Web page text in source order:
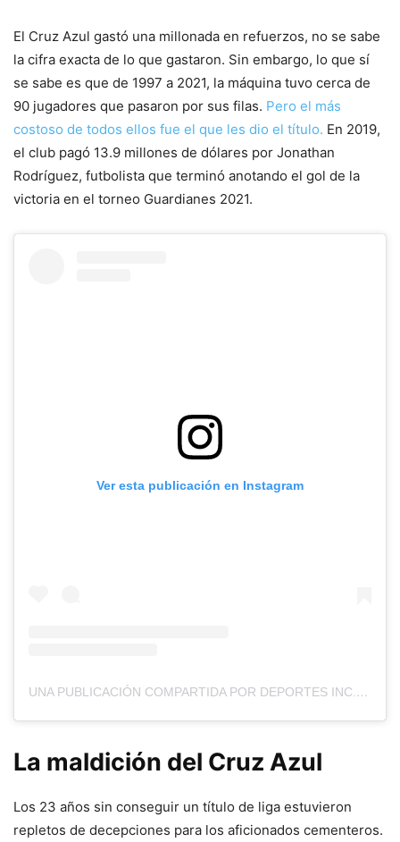
El Cruz Azul gastó una millonada en refuerzos, no se sabe
la cifra exacta de lo que gastaron. Sin embargo, lo que sí
se sabe es que de 1997 a 2021, la máquina tuvo cerca de
90 jugadores que pasaron por sus filas. Pero el más
costoso de todos ellos fue el que les dio el título. En 2019,
el club pagó 13.9 millones de dólares por Jonathan
Rodríguez, futbolista que terminó anotando el gol de la
victoria en el torneo Guardianes 2021.
Ver esta publicación en Instagram
UNA PUBLICACIÓN COMPARTIDA POR DEPORTES INC. (@DEPORTES.INC)
La maldición del Cruz Azul
Los 23 años sin conseguir un título de liga estuvieron
repletos de decepciones para los aficionados cementeros.